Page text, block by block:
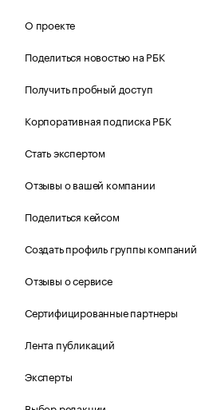
О проекте
Поделиться новостью на РБК
Получить пробный доступ
Корпоративная подписка РБК
Стать экспертом
Отзывы о вашей компании
Поделиться кейсом
Создать профиль группы компаний
Отзывы о сервисе
Сертифицированные партнеры
Лента публикаций
Эксперты